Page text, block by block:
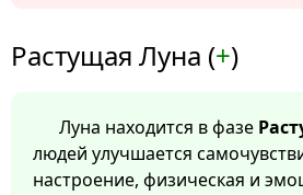
Растущая Луна (+)
Луна находится в фазе
людей улучшается
настроение, физическая и